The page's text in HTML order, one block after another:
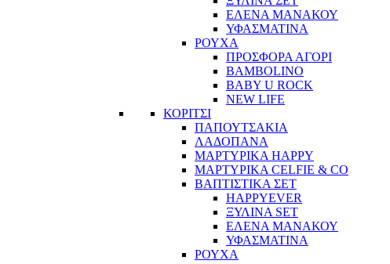
ΕΛΕΝΑ ΜΑΝΑΚΟΥ
ΥΦΑΣΜΑΤΙΝΑ
ΡΟΥΧΑ
ΠΡΟΣΦΟΡΑ ΑΓΟΡΙ
BAMBOLINO
BABY U ROCK
NEW LIFE
ΚΟΡΙΤΣΙ
ΠΑΠΟΥΤΣΑΚΙΑ
ΛΑΔΟΠΑΝΑ
ΜΑΡΤΥΡΙΚΑ HAPPY
ΜΑΡΤΥΡΙΚΑ CELFIE & CO
ΒΑΠΤΙΣΤΙΚΑ ΣΕΤ
HAPPYEVER
ΞΥΛΙΝΑ SET
ΕΛΕΝΑ ΜΑΝΑΚΟΥ
ΥΦΑΣΜΑΤΙΝΑ
ΡΟΥΧΑ